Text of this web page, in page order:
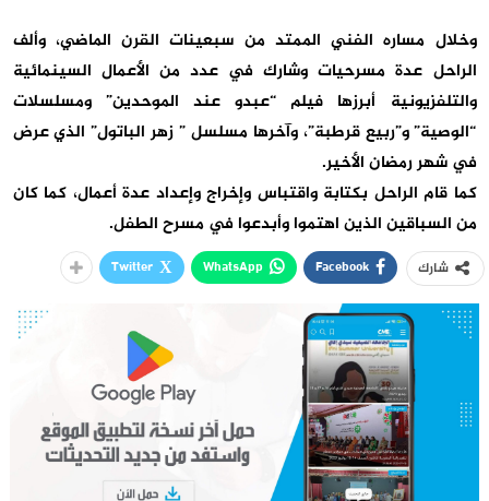
وخلال مساره الفني الممتد من سبعينات القرن الماضي، وألف
الراحل عدة مسرحيات وشارك في عدد من الأعمال السينمائية
والتلفزيونية أبرزها فيلم “عبدو عند الموحدين” ومسلسلات
“الوصية” و”ربيع قرطبة”، وآخرها مسلسل ” زهر الباتول” الذي عرض
في شهر رمضان الأخير.
كما قام الراحل بكتابة واقتباس وإخراج وإعداد عدة أعمال، كما كان
من السباقين الذين اهتموا وأبدعوا في مسرح الطفل.
شارك Facebook
WhatsApp
Twitter